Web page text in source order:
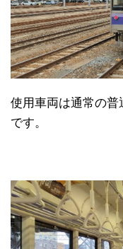
使用車両は通常の
です。